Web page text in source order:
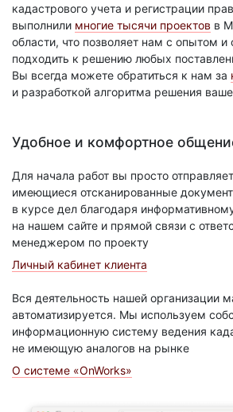
кадастрового учета и регистрации
выполнили многие тысячи проектов в
области, что позволяет нам с опытом и
подходить к решению любых
Вы всегда можете обратиться к нам за
и разработкой алгоритма решения
Удобное и комфортное
Для начала работ вы просто
имеющиеся отсканированные
в курсе дел благодаря
на нашем сайте и прямой связи с
менеджером по проекту
Личный кабинет клиента
Вся деятельность нашей организации
автоматизируется. Мы используем
информационную систему ведения
не имеющую аналогов на рынке
О системе «OnWorks»